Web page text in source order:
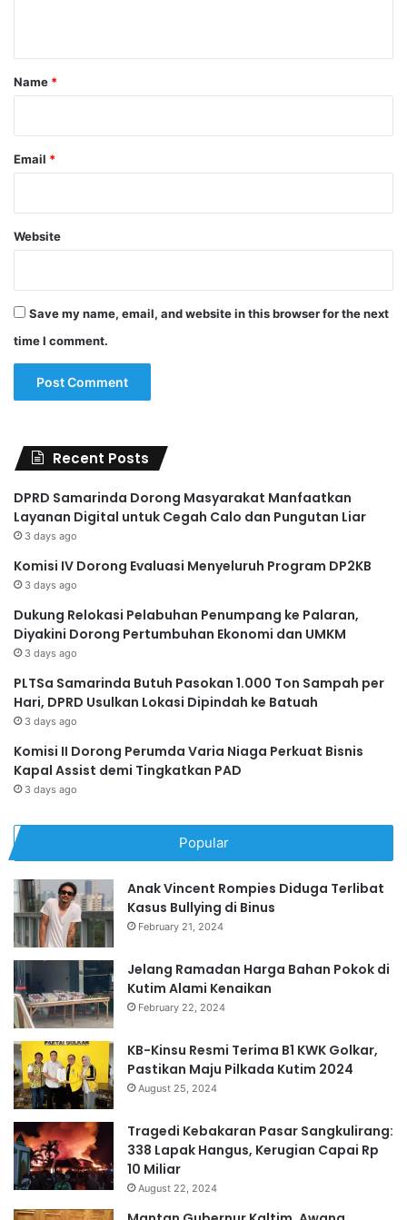
*
Name *
Email *
Website
Save my name, email, and website in this browser for the next
time I comment.
Recent Posts
DPRD Samarinda Dorong Masyarakat Manfaatkan
Layanan Digital untuk Cegah Calo dan Pungutan Liar
3 days ago
Komisi IV Dorong Evaluasi Menyeluruh Program DP2KB
3 days ago
Dukung Relokasi Pelabuhan Penumpang ke Palaran,
Diyakini Dorong Pertumbuhan Ekonomi dan UMKM
3 days ago
PLTSa Samarinda Butuh Pasokan 1.000 Ton Sampah per
Hari, DPRD Usulkan Lokasi Dipindah ke Batuah
3 days ago
Komisi II Dorong Perumda Varia Niaga Perkuat Bisnis
Kapal Assist demi Tingkatkan PAD
3 days ago
Popular
Anak Vincent Rompies Diduga Terlibat
Kasus Bullying di Binus
February 21, 2024
Jelang Ramadan Harga Bahan Pokok di
Kutim Alami Kenaikan
February 22, 2024
KB-Kinsu Resmi Terima B1 KWK Golkar,
Pastikan Maju Pilkada Kutim 2024
August 25, 2024
Tragedi Kebakaran Pasar Sangkulirang:
338 Lapak Hangus, Kerugian Capai Rp
10 Miliar
August 22, 2024